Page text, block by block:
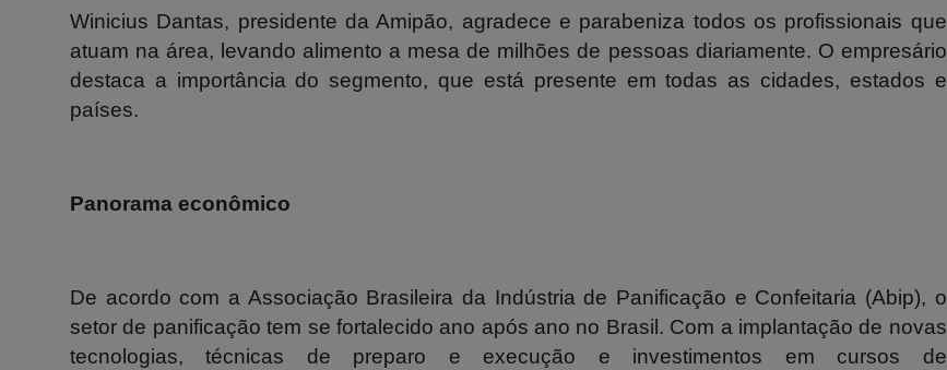
Winicius Dantas, presidente da Amipão, agradece e parabeniza todos os profissionais que
atuam na área, levando alimento a mesa de milhões de pessoas diariamente. O empresário
destaca a importância do segmento, que está presente em todas as cidades, estados e
países.
Panorama econômico
De acordo com a Associação Brasileira da Indústria de Panificação e Confeitaria (Abip), o
setor de panificação tem se fortalecido ano após ano no Brasil. Com a implantação de novas
tecnologias, técnicas de preparo e execução e investimentos em cursos de